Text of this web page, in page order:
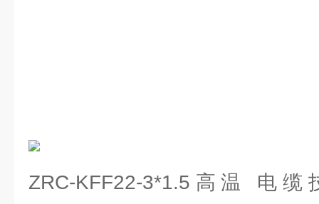
ZRC-KFF22-3*1.5高温 电